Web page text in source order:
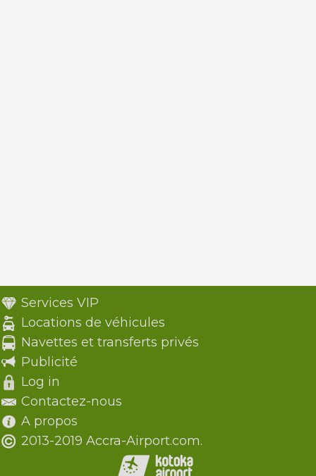
Services VIP
Locations de véhicules
Navettes et transferts privés
Publicité
Log in
Contactez-nous
A propos
2013-2019 Accra-Airport.com.